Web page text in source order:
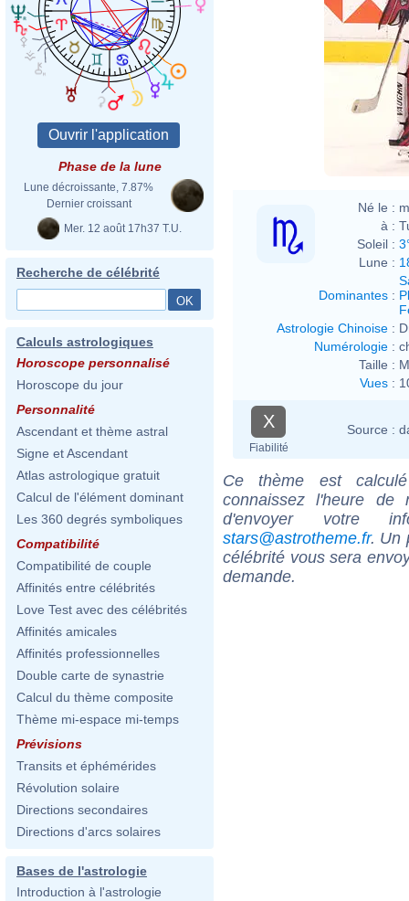
Phase de la lune
Lune décroissante, 7.87%
Dernier croissant
Mer. 12 août 17h37 T.U.
Recherche de célébrité
Calculs astrologiques
Horoscope personnalisé
Horoscope du jour
Personnalité
Ascendant et thème astral
Signe et Ascendant
Atlas astrologique gratuit
Calcul de l'élément dominant
Les 360 degrés symboliques
Compatibilité
Compatibilité de couple
Affinités entre célébrités
Love Test avec des célébrités
Affinités amicales
Affinités professionnelles
Double carte de synastrie
Calcul du thème composite
Thème mi-espace mi-temps
Prévisions
Transits et éphémérides
Révolution solaire
Directions secondaires
Directions d'arcs solaires
Bases de l'astrologie
Introduction à l'astrologie
Né le :
à :
Soleil :
Lune :
Dominantes :
Astrologie Chinoise :
Numérologie :
Taille :
Vues :
X
Fiabilité
Source :
Ce thème est
connaissez l'heure de
d'envoyer votre
stars@astrotheme.fr. Un
célébrité vous sera
demande.